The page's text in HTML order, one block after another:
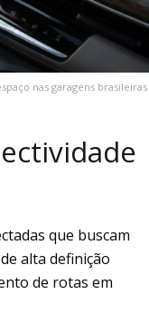
nas garagens brasileiras
que buscam
alta definição
de rotas em